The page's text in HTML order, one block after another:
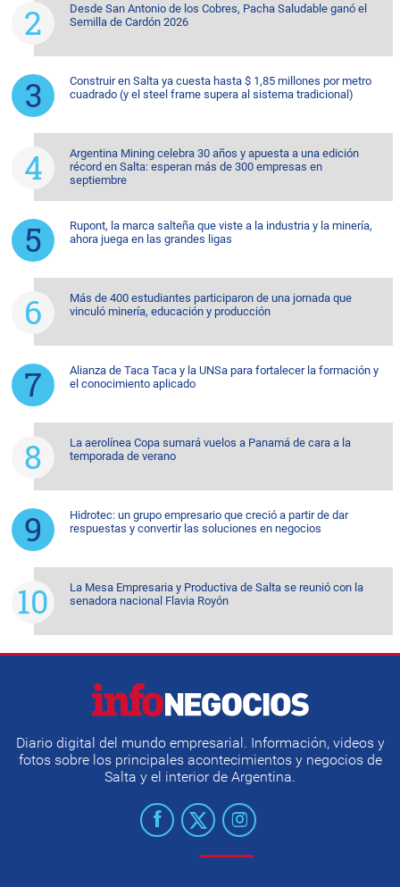
Desde San Antonio de los Cobres, Pacha Saludable ganó el
Semilla de Cardón 2026
Construir en Salta ya cuesta hasta $ 1,85 millones por metro
cuadrado (y el steel frame supera al sistema tradicional)
Argentina Mining celebra 30 años y apuesta a una edición
récord en Salta: esperan más de 300 empresas en
septiembre
Rupont, la marca salteña que viste a la industria y la minería,
ahora juega en las grandes ligas
Más de 400 estudiantes participaron de una jornada que
vinculó minería, educación y producción
Alianza de Taca Taca y la UNSa para fortalecer la formación y
el conocimiento aplicado
La aerolínea Copa sumará vuelos a Panamá de cara a la
temporada de verano
Hidrotec: un grupo empresario que creció a partir de dar
respuestas y convertir las soluciones en negocios
La Mesa Empresaria y Productiva de Salta se reunió con la
senadora nacional Flavia Royón
Diario digital del mundo empresarial. Información, videos y
fotos sobre los principales acontecimientos y negocios de
Salta y el interior de Argentina.